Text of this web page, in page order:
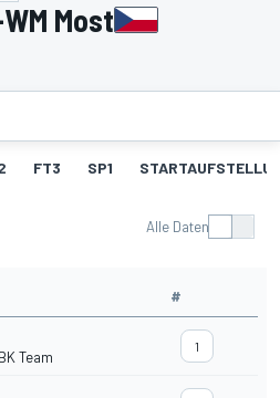
Most
FT3 SP1
Alle Daten
#
Team
1